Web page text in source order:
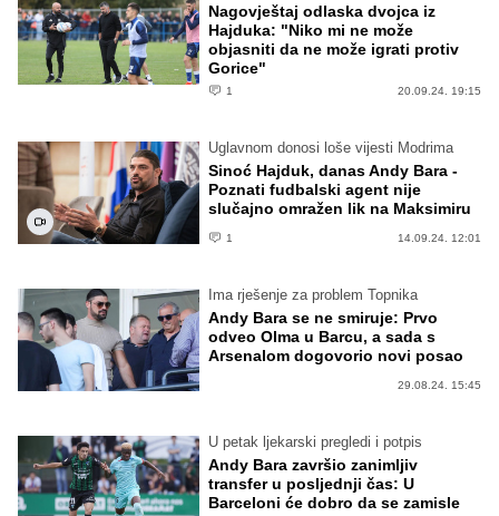
Nagovještaj odlaska dvojca iz
Hajduka: "Niko mi ne može
objasniti da ne može igrati protiv
Gorice"
1 20.09.24. 19:15
Uglavnom donosi loše vijesti Modrima
Sinoć Hajduk, danas Andy Bara -
Poznati fudbalski agent nije
slučajno omražen lik na Maksimiru
1 14.09.24. 12:01
Ima rješenje za problem Topnika
Andy Bara se ne smiruje: Prvo
odveo Olma u Barcu, a sada s
Arsenalom dogovorio novi posao
29.08.24. 15:45
U petak ljekarski pregledi i potpis
Andy Bara završio zanimljiv
transfer u posljednji čas: U
Barceloni će dobro da se zamisle